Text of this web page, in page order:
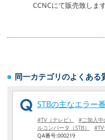
CCNCにて販売致します
同一カテゴリのよくある
STBの主なエラー
#TV（テレビ） #ご加入中
ルコンバータ（STB）
QA番号:000219